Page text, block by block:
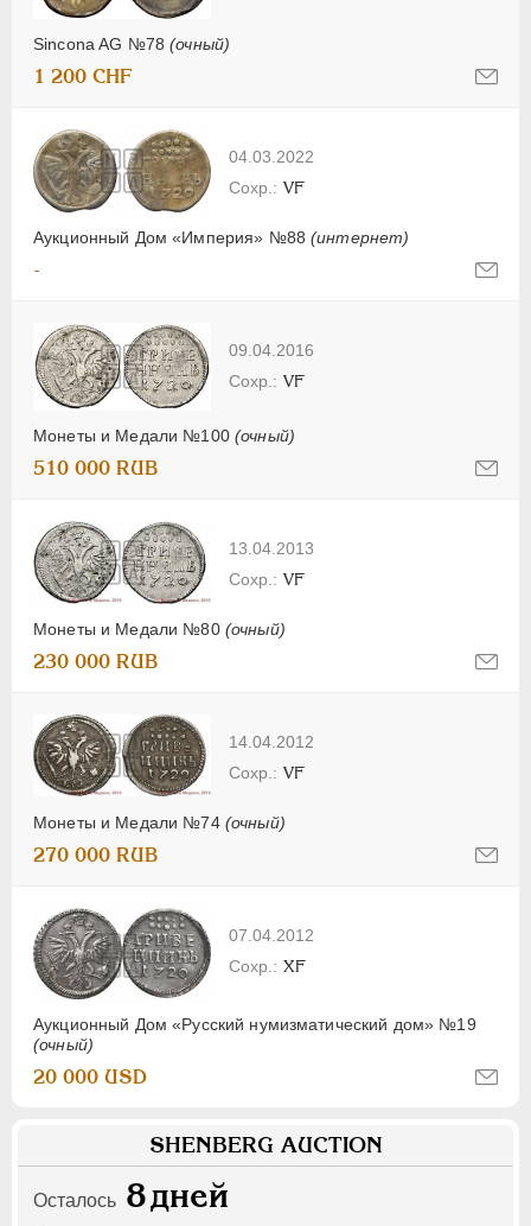
Sincona AG №78(очный)
1 200 CHF
04.03.2022
Аукционный Дом «Империя» №88(интернет)
VF
-
09.04.2016
Монеты и Медали №100 (очный)
VF
510 000 RUB
13.04.2013
Монеты и Медали №80 (очный)
VF
230 000 RUB
14.04.2012
Монеты и Медали №74 (очный)
VF
270 000 RUB
07.04.2012
Аукционный Дом «Русский нумизматический дом» №19
(очный)
XF
20 000 USD
SHENBERG AUCTION
Осталось 8дней